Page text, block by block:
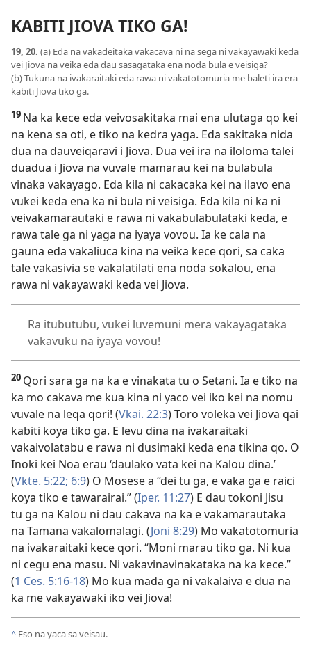
KABITI JIOVA TIKO GA!
19, 20. (a) Eda na vakadeitaka vakacava ni na sega ni vakayawaki keda
vei Jiova na veika eda dau sasagataka ena noda bula e veisiga?
(b) Tukuna na ivakaraitaki eda rawa ni vakatotomuria me baleti ira era
kabiti Jiova tiko ga.
19 Na ka kece eda veivosakitaka mai ena ulutaga qo kei
na kena sa oti, e tiko na kedra yaga. Eda sakitaka nida
dua na dauveiqaravi i Jiova. Dua vei ira na iloloma talei
duadua i Jiova na vuvale mamarau kei na bulabula
vinaka vakayago. Eda kila ni cakacaka kei na ilavo ena
vukei keda ena ka ni bula ni veisiga. Eda kila ni ka ni
veivakamarautaki e rawa ni vakabulabulataki keda, e
rawa tale ga ni yaga na iyaya vovou. Ia ke cala na
gauna eda vakaliuca kina na veika kece qori, sa caka
tale vakasivia se vakalatilati ena noda sokalou, ena
rawa ni vakayawaki keda vei Jiova.
Ra itubutubu, vukei luvemuni mera vakayagataka
vakavuku na iyaya vovou!
20 Qori sara ga na ka e vinakata tu o Setani. Ia e tiko na
ka mo cakava me kua kina ni yaco vei iko kei na nomu
vuvale na leqa qori! (Vkai. 22:3) Toro voleka vei Jiova qai
kabiti koya tiko ga. E levu dina na ivakaraitaki
vakaivolatabu e rawa ni dusimaki keda ena tikina qo. O
Inoki kei Noa erau ‘daulako vata kei na Kalou dina.’
(Vkte. 5:22; 6:9) O Mosese a “dei tu ga, e vaka ga e raici
koya tiko e tawarairai.” (Iper. 11:27) E dau tokoni Jisu
tu ga na Kalou ni dau cakava na ka e vakamarautaka
na Tamana vakalomalagi. (Joni 8:29) Mo vakatotomuria
na ivakaraitaki kece qori. “Moni marau tiko ga. Ni kua
ni cegu ena masu. Ni vakavinavinakataka na ka kece.”
(1 Ces. 5:​16-18) Mo kua mada ga ni vakalaiva e dua na
ka me vakayawaki iko vei Jiova!
^ Eso na yaca sa veisau.